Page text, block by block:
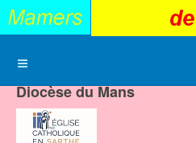
Diocèse du Mans